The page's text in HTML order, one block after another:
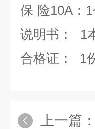
保 险10A ：1
说明书：
1
合格证：
1
上一篇：